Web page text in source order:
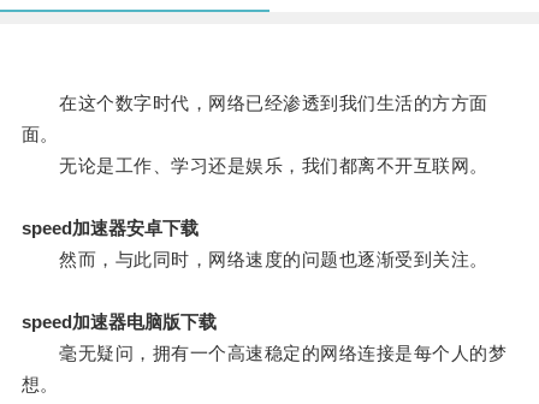
在这个数字时代，网络已经渗透到我们生活的方方面
面。
无论是工作、学习还是娱乐，我们都离不开互联网。
speed加速器安卓下载
然而，与此同时，网络速度的问题也逐渐受到关注。
speed加速器电脑版下载
毫无疑问，拥有一个高速稳定的网络连接是每个人的梦
想。